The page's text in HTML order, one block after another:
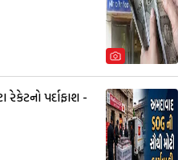
રેકેટનો પર્દાફાશ -